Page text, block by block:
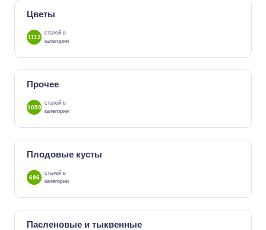
Цветы
1112
статей в
категории
Прочее
1059
статей в
категории
Плодовые кусты
696
статей в
категории
Пасленовые и тыквенные